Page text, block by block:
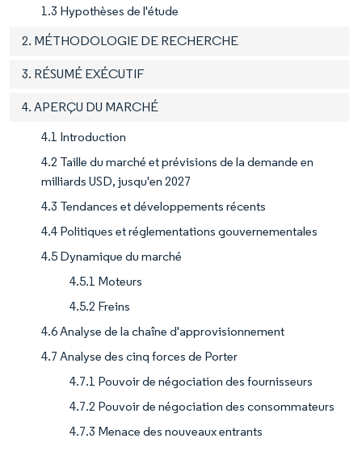
1.3 Hypothèses de l'étude
2. MÉTHODOLOGIE DE RECHERCHE
3. RÉSUMÉ EXÉCUTIF
4. APERÇU DU MARCHÉ
4.1 Introduction
4.2 Taille du marché et prévisions de la demande en
milliards USD, jusqu'en 2027
4.3 Tendances et développements récents
4.4 Politiques et réglementations gouvernementales
4.5 Dynamique du marché
4.5.1 Moteurs
4.5.2 Freins
4.6 Analyse de la chaîne d'approvisionnement
4.7 Analyse des cinq forces de Porter
4.7.1 Pouvoir de négociation des fournisseurs
4.7.2 Pouvoir de négociation des consommateurs
4.7.3 Menace des nouveaux entrants